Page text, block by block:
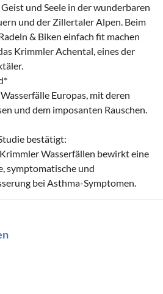
und Seele in der wunderbaren
und der Zillertaler Alpen. Beim
& Biken einfach fit machen
das Krimmler Achental, eines der
Europas, mit deren
und dem imposanten Rauschen.
bestätigt:
Wasserfällen bewirkt eine
symptomatische und
bei Asthma-Symptomen.